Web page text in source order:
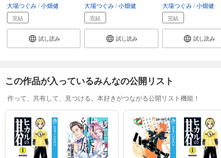
大場つぐみ 小畑健
完結
試し読み
大場つぐみ 小畑健
完結
試し読み
大場つぐみ 小畑健
完結
試し読み
この作品が入っているみんなの公開リスト
作って、共有して、見つける。本好きがつながる公開リスト機能！